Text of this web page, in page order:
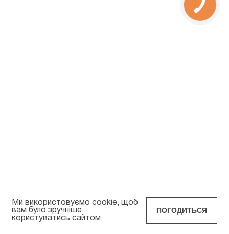
Ми використовуємо cookie, щоб
вам було зручніше
користуватись сайтом
ПОГОДИТЬСЯ